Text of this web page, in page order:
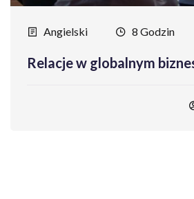
Angielski 8 Godzin
Relacje w globalnym